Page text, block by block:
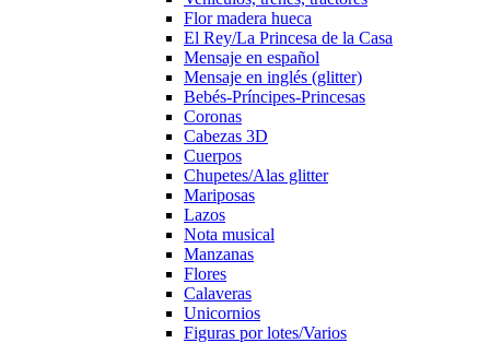
Flor madera hueca
El Rey/La Princesa de la Casa
Mensaje en español
Mensaje en inglés (glitter)
Bebés-Príncipes-Princesas
Coronas
Cabezas 3D
Cuerpos
Chupetes/Alas glitter
Mariposas
Lazos
Nota musical
Manzanas
Flores
Calaveras
Unicornios
Figuras por lotes/Varios